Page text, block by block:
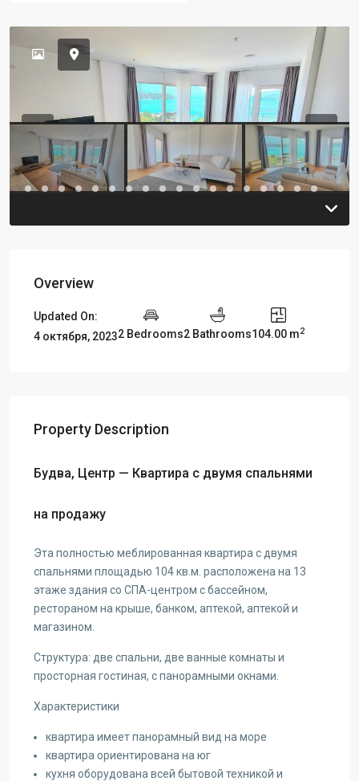
Previous
Overview
Updated On:
4 октября, 20232 Bedrooms2 Bathrooms104.00 m2
Property Description
Будва, Центр — Квартира с двумя спальнями
на продажу
Эта полностью меблированная квартира с двумя
спальнями площадью 104 кв.м. расположена на 13
этаже здания со СПА-центром с бассейном,
рестораном на крыше, банком, аптекой, аптекой и
магазином.
Структура: две спальни, две ванные комнаты и
просторная гостиная, с панорамными окнами.
Характеристики
квартира имеет панорамный вид на море
квартира ориентирована на юг
кухня оборудована всей бытовой техникой и